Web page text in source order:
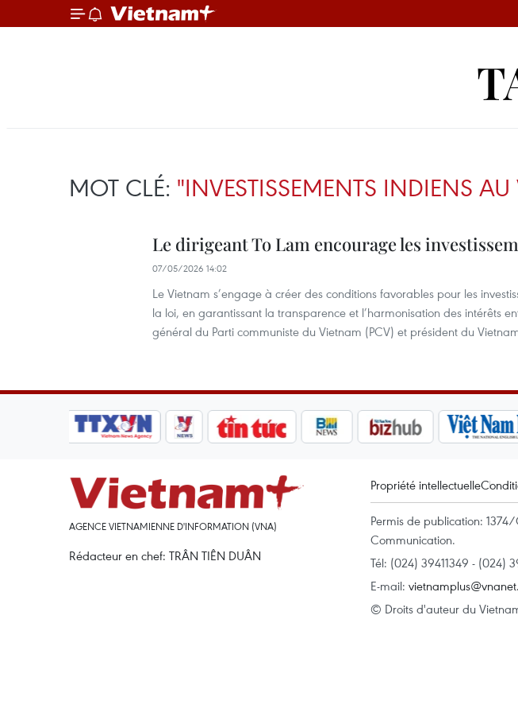
MOT CLÉ: "INVESTISSEMENTS INDIENS
Le dirigeant To Lam encourage les
07/05/2026 14:02
Le Vietnam s’engage à créer des conditions favorables pour les
la loi, en garantissant la transparence et l’harmonisation des intérêts
général du Parti communiste du Vietnam (PCV) et président du
AGENCE VIETNAMIENNE D'INFORMATION (VNA)
Rédacteur en chef: TRÂN TIÊN DUÂN
Propriété intellectuelle
Permis de publication:
Communication.
Tél: (024) 39411349 - (024)
E-mail:
© Droits d'auteur du